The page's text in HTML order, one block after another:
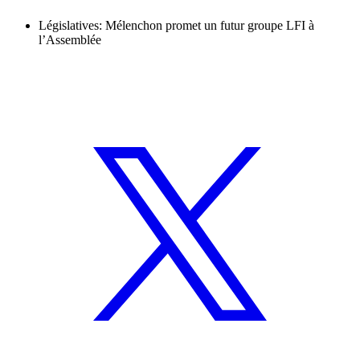
Législatives: Mélenchon promet un futur groupe LFI à
l’Assemblée